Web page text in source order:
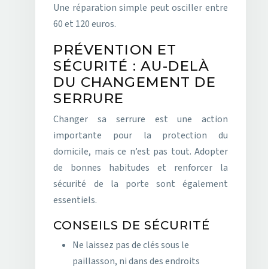
Une réparation simple peut osciller entre
60 et 120 euros.
PRÉVENTION ET
SÉCURITÉ : AU-DELÀ
DU CHANGEMENT DE
SERRURE
Changer sa serrure est une action
importante pour la protection du
domicile, mais ce n’est pas tout. Adopter
de bonnes habitudes et renforcer la
sécurité de la porte sont également
essentiels.
CONSEILS DE SÉCURITÉ
Ne laissez pas de clés sous le
paillasson, ni dans des endroits